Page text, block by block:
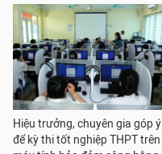
Hiệu trưởng, chuyên gia góp ý
để kỳ thi tốt nghiệp THPT trên